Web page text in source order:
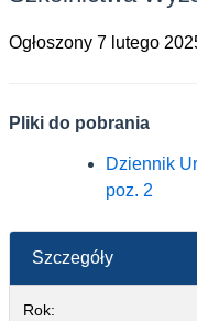
Ogłoszony 7 lutego
Pliki do pobrania
Dziennik
Dziennik
poz. 2
Szczegóły
Rok: